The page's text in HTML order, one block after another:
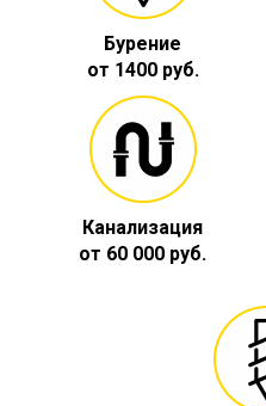
Бурение
от 1400 руб.
Канализация
от 60 000 руб.